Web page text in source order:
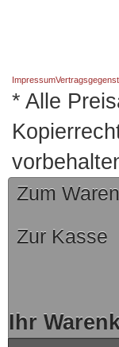
Impressum
* Alle
Zum
Zur Kasse
Ihr